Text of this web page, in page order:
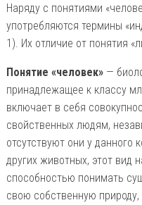
Наряду с понятиями
употребляются термины
1). Их отличие от понятия
Понятие «человек»—
принадлежащее к классу
включает в себя
свойственных людям,
отсутствуют они у данного
других животных, этот вид
способностью понимать
свою собственную природу,